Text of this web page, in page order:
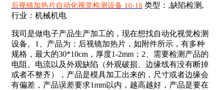
后视镜加热片自动化视觉检测设备 10-18 类型：,缺陷检测,
行业：机械机电
我司是做电子产品生产加工的，现在想找自动化视觉检测
设备。1、产品为：后视镜加热片，如附件所示，有多种
规格，最大的30*10cm，厚度1-2mm；2、需要检测产品的
电阻、电流以及外观缺陷（外观破损、边缘线有没有断掉
或者不整齐），产品是模具加工出来的，尺寸或者边缘会
有偏差，产品误差要求1mm以内，越高越好，产品是要在